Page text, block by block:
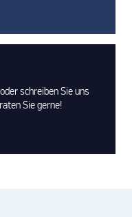
schreiben Sie uns
Sie gerne!